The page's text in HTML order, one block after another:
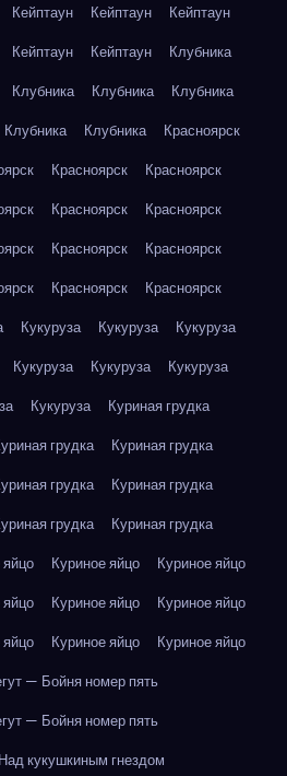
Кейптаун Кейптаун
Кейптаун
Кейптаун Кейптаун
Клубника
Клубника Клубника
Клубника
Клубника Клубника
Красноярск
Красноярск
Красноярск
Красноярск
Красноярск
Красноярск
Красноярск
Красноярск
Красноярск
Кукуруза Кукуруза
Кукуруза
Кукуруза Кукуруза
Кукуруза
Кукуруза
Куриная грудка
грудка
Куриная грудка
грудка
Куриная грудка
грудка
Куриная грудка
Куриное яйцо
Куриное яйцо
Куриное яйцо
Куриное яйцо
Куриное яйцо
Куриное яйцо
— Бойня номер пять
— Бойня номер пять
кукушкиным гнездом